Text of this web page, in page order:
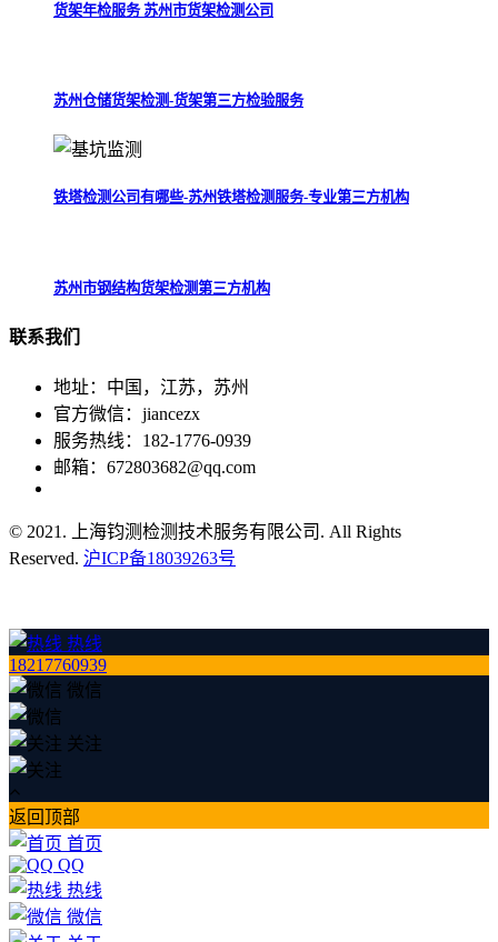
货架年检服务 苏州市货架检测公司
苏州仓储货架检测-货架第三方检验服务
铁塔检测公司有哪些-苏州铁塔检测服务-专业第三方机构
苏州市钢结构货架检测第三方机构
联系我们
地址：中国，江苏，苏州
官方微信：jiancezx
服务热线：182-1776-0939
邮箱：672803682@qq.com
© 2021. 上海钧测检测技术服务有限公司. All Rights
Reserved. 沪ICP备18039263号
热线
18217760939
微信
关注
返回顶部
首页
QQ
热线
微信